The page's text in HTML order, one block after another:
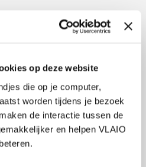
op deze website
die op je computer,
worden tijdens je bezoek
de interactie tussen de
en helpen VLAIO
je wilt samenwerken:
mediapartners.
verzegel de samenwerking met